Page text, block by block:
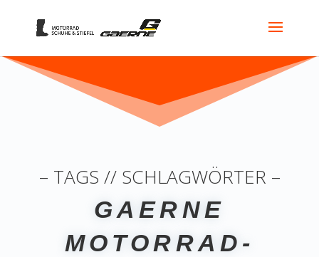
– TAGS // SCHLAGWÖRTER –
GAERNE
MOTORRAD-